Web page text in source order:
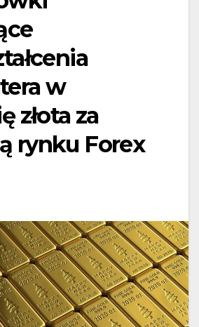
w
złota za
rynku Forex